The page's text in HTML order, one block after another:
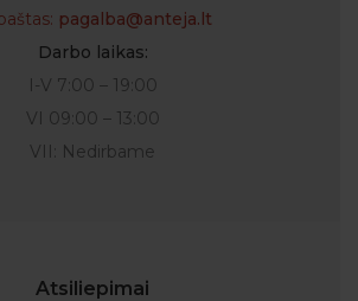
pagalba@anteja.lt
Darbo laikas:
I-V 7:00 – 19:00
VI 09:00 – 13:00
VII: Nedirbame
Atsiliepimai